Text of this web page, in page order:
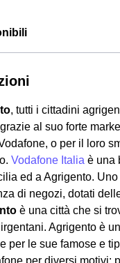
, tutti i cittadini
al suo forte
o per il loro
Vodafone Italia è una
ed a Agrigento.
di negozi, dotati
è una città che si
Agrigento è
per le sue famose e
per diversi motivi: